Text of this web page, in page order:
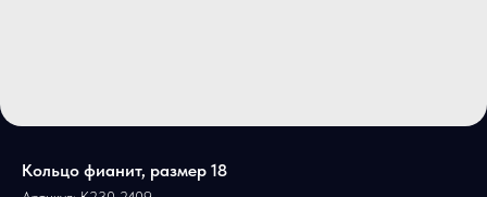
Кольцо фианит, размер 18